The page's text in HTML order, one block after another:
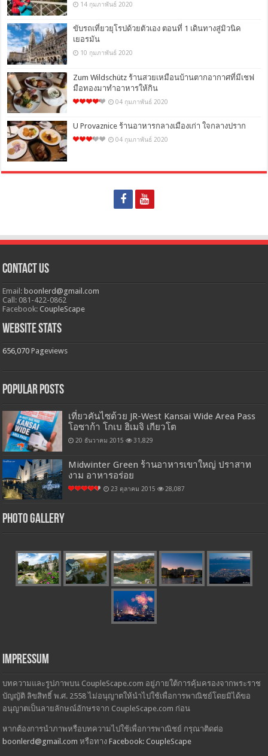
14 กุมภาพันธ์ 2020
ขับรถเที่ยวยุโรปด้วยตัวเอง ตอนที่ 1 เดินทางสู่มิวนิค
เยอรมัน
10 กุมภาพันธ์ 2020
Zum Wildschütz ร้านสวยเหมือนบ้านตากอากาศที่มีเชฟ
มือทองมาทำอาหารให้กิน
04 กุมภาพันธ์ 2020
U Provaznice ร้านอาหารกลางเมืองเก่า ใจกลางปราก
04 กุมภาพันธ์ 2020
Contact Us
Email: boonlerd@gmail.com
Call: 081-422-0862
Facebook:CoupleScape
Website Stats
656,070 Pageviews
Popular Posts
เที่ยวคันไซด้วย JR-West Kansai Wide Area Pass
โอซาก้า โกเบ ฮิเมจิ เกียวโต
20 ธันวาคม 2015 31,829
Midwinter Green ร้านอาหารเขาใหญ่ ปราสาท
งาม อาหารอร่อย
23 ตุลาคม 2015 28,087
Photo Gallery
Impressum
บทความและรูปภาพบน CoupleScape.com อยู่ภายใต้การคุ้มครองจากพระราช
บัญญัติ ลิขสิทธิ์ พ.ศ. 2558 ไม่อนุญาตให้นำไปใช้เพื่อการพาณิชย์โดยมิได้ขอ
อนุญาตเป็นลายลักษณ์อักษรจาก CoupleScape.com ก่อน
หากต้องการนำภาพหรือบทความไปใช้เพื่อการพาณิชย์ กรุณาติดต่อ
boonlerd@gmail.com หรือทางFacebook: CoupleScape